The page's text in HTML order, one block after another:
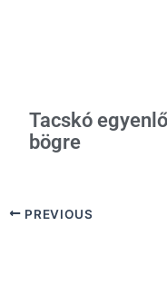
Tacskó
bögre
PREVIOUS